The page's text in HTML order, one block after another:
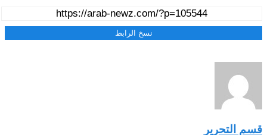
نسخ الرابط
قسم التحرير